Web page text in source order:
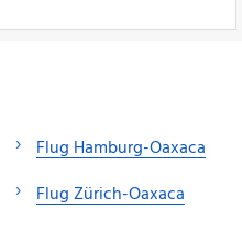
Flug Hamburg-Oaxaca
Flug Zürich-Oaxaca